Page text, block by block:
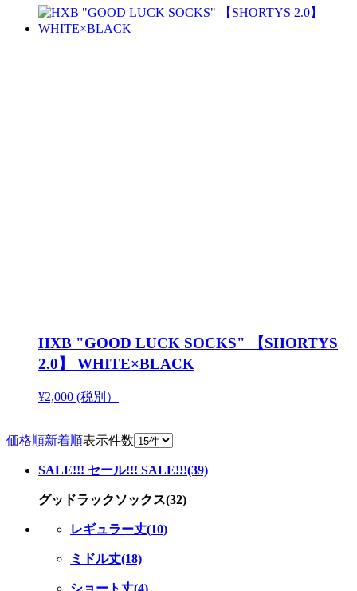
HXB "GOOD LUCK SOCKS" 【SHORTYS
2.0】 WHITE×BLACK
¥2,000 (税別）
価格順新着順表示件数
SALE!!! セール!!! SALE!!!(39)
グッドラックソックス(32)
レギュラー丈(10)
ミドル丈(18)